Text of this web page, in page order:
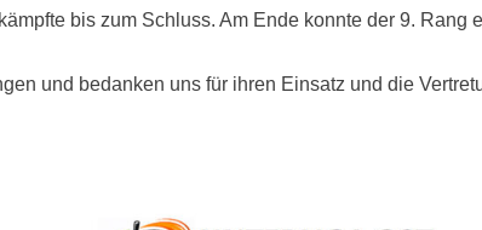
bis zum Schluss. Am Ende konnte der 9. Rang
und bedanken uns für ihren Einsatz und die